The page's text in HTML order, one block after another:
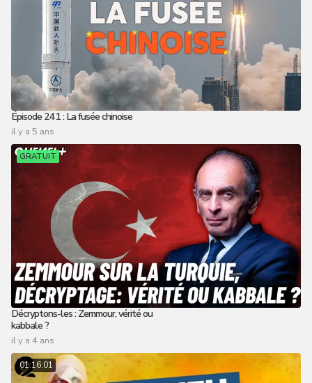
Épisode 241 : La fusée chinoise
il y a 5 ans
GRATUIT
Décryptons-les : Zemmour, vérité ou
kabbale ?
il y a 4 ans
01:16:01